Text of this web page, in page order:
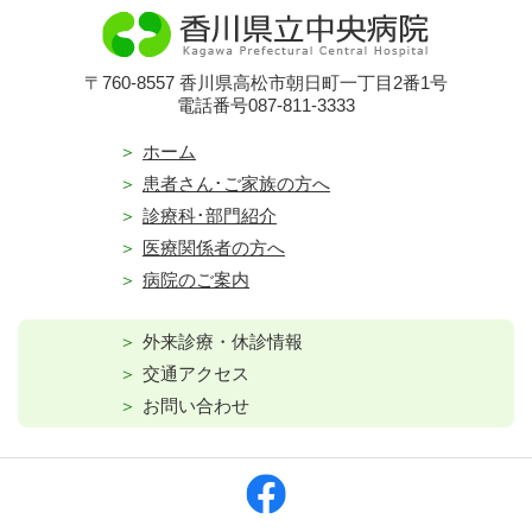
〒760-8557 香川県高松市朝日町一丁目2番1号
電話番号087-811-3333
ホーム
患者さん･ご家族の方へ
診療科･部門紹介
医療関係者の方へ
病院のご案内
外来診療・休診情報
交通アクセス
お問い合わせ